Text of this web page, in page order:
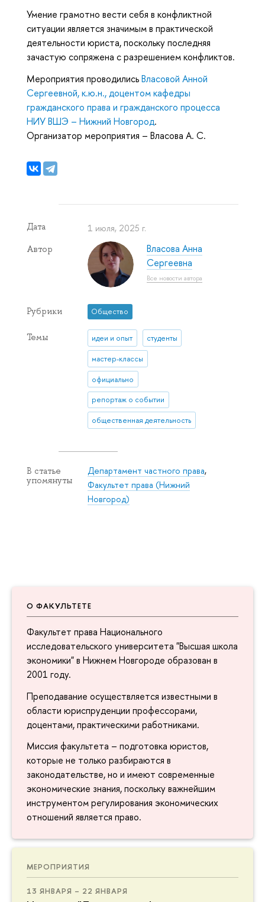
О ФАКУЛЬТЕТЕ
Факультет права Национального
исследовательского университета "Высшая школа
экономики" в Нижнем Новгороде образован в
2001 году.
Преподавание осуществляется известными в
области юриспруденции профессорами,
доцентами, практическими работниками.
Миссия факультета – подготовка юристов,
которые не только разбираются в
законодательстве, но и имеют современные
экономические знания, поскольку важнейшим
инструментом регулирования экономических
отношений является право.
МЕРОПРИЯТИЯ
13 ЯНВАРЯ – 22 ЯНВАРЯ
Умение грамотно вести себя в конфликтной
ситуации является значимым в практической
деятельности юриста, поскольку последняя
зачастую сопряжена с разрешением конфликтов.
Мероприятия проводилисьВласовой Анной
Сергеевной, к.ю.н., доцентом кафедры
гражданского права и гражданского процесса
НИУ ВШЭ – Нижний Новгород.
Организатор мероприятия – Власова А. С.
Дата 1 июля, 2025 г.
Автор
Власова Анна
Сергеевна
Все новости автора
Рубрики Общество
Темы идеи и опыт студенты
мастер-классы
официально
репортаж о событии
общественная деятельность
В статье
упомянуты
Департамент частного права,
Факультет права (Нижний
Новгород)